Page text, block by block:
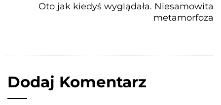
Oto jak kiedyś wyglądała. Niesamowita
metamorfoza
Dodaj Komentarz